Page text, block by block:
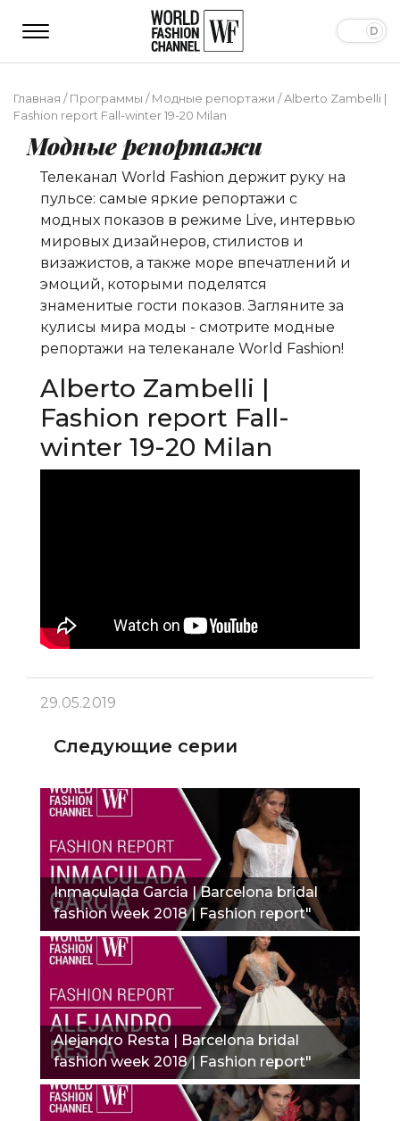
Главная /Программы /Модные репортажи /Alberto Zambelli |
Fashion report Fall-winter 19-20 Milan
Модные репортажи
Телеканал World Fashion держит руку на
пульсе: самые яркие репортажи с
модных показов в режиме Live, интервью
мировых дизайнеров, стилистов и
визажистов, а также море впечатлений и
эмоций, которыми поделятся
знаменитые гости показов. Загляните за
кулисы мира моды - смотрите модные
репортажи на телеканале World Fashion!
Alberto Zambelli |
Fashion report Fall-
winter 19-20 Milan
29.05.2019
Следующие серии
Inmaculada Garcia | Barcelona bridal
fashion week 2018 | Fashion report"
Alejandro Resta | Barcelona bridal
fashion week 2018 | Fashion report"